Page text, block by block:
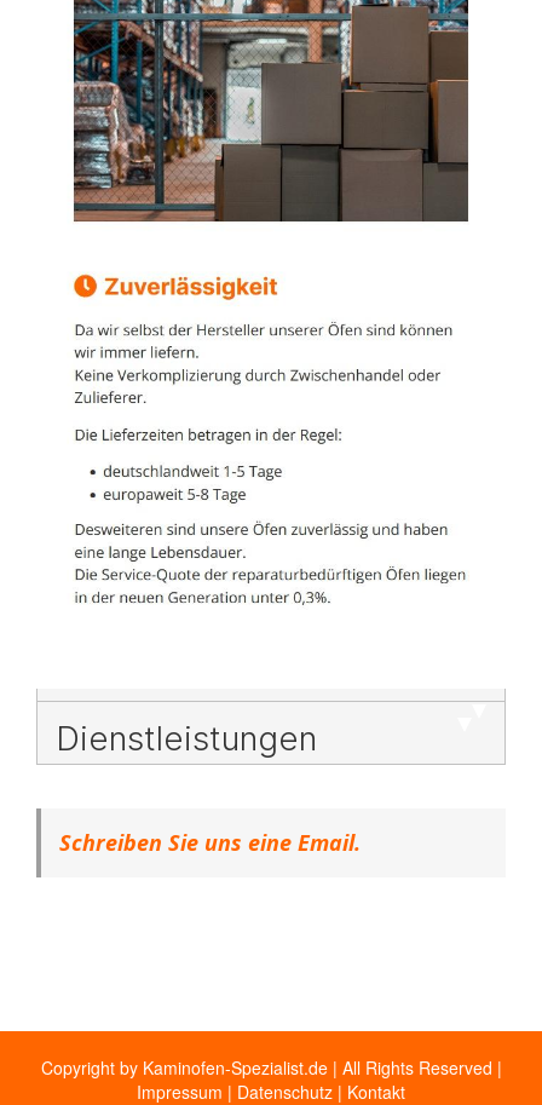
Dienstleistungen
Schreiben Sie uns eine Email.
Copyright by Kaminofen-Spezialist.de | All Rights Reserved |
Impressum | Datenschutz | Kontakt